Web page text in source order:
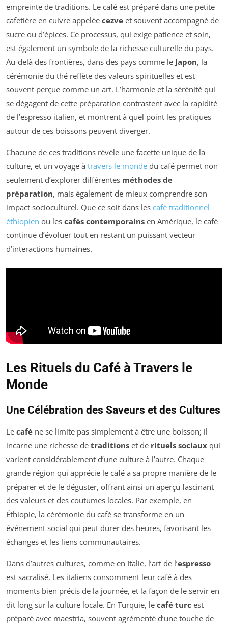
empreinte de traditions. Le café est préparé dans une petite
cafetière en cuivre appelée cezve et souvent accompagné de
sucre ou d’épices. Ce processus, qui exige patience et soin,
est également un symbole de la richesse culturelle du pays.
Au-delà des frontières, dans des pays comme le Japon, la
cérémonie du thé reflète des valeurs spirituelles et est
souvent perçue comme un art. L’harmonie et la sérénité qui
se dégagent de cette préparation contrastent avec la rapidité
de l’espresso italien, et montrent à quel point les pratiques
autour de ces boissons peuvent diverger.
Chacune de ces traditions révèle une facette unique de la
culture, et un voyage à travers le monde du café permet non
seulement d’explorer différentes méthodes de
préparation, mais également de mieux comprendre son
impact socioculturel. Que ce soit dans les café traditionnel
éthiopien ou les cafés contemporains en Amérique, le café
continue d’évoluer tout en restant un puissant vecteur
d’interactions humaines.
Les Rituels du Café à Travers le
Monde
Une Célébration des Saveurs et des Cultures
Le café ne se limite pas simplement à être une boisson; il
incarne une richesse de traditions et de rituels sociaux qui
varient considérablement d’une culture à l’autre. Chaque
grande région qui apprécie le café a sa propre manière de le
préparer et de le déguster, offrant ainsi un aperçu fascinant
des valeurs et des coutumes locales. Par exemple, en
Éthiopie, la cérémonie du café se transforme en un
événement social qui peut durer des heures, favorisant les
échanges et les liens communautaires.
Dans d’autres cultures, comme en Italie, l’art de l’espresso
est sacralisé. Les italiens consomment leur café à des
moments bien précis de la journée, et la façon de le servir en
dit long sur la culture locale. En Turquie, le café turc est
préparé avec maestria, souvent agrémenté d’une touche de